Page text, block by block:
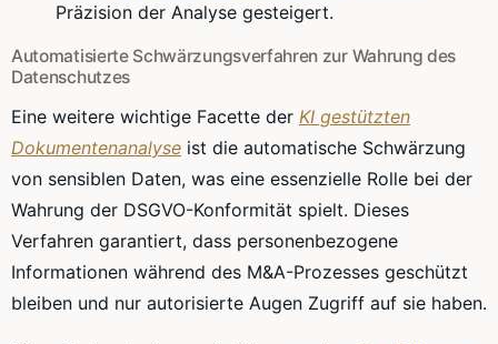
Präzision der Analyse gesteigert.
Automatisierte Schwärzungsverfahren zur Wahrung des
Datenschutzes
Eine weitere wichtige Facette der KI gestützten
Dokumentenanalyse ist die automatische Schwärzung
von sensiblen Daten, was eine essenzielle Rolle bei der
Wahrung der DSGVO-Konformität spielt. Dieses
Verfahren garantiert, dass personenbezogene
Informationen während des M&A-Prozesses geschützt
bleiben und nur autorisierte Augen Zugriff auf sie haben.